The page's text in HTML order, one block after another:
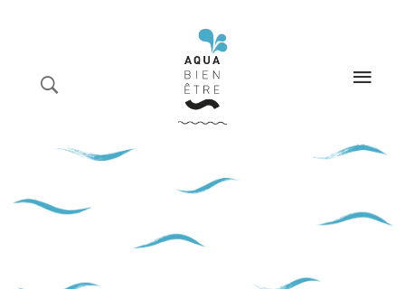
HOME TARIFS-
CONTACT